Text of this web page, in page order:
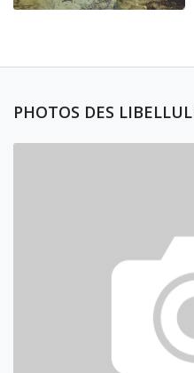
PHOTOS DES